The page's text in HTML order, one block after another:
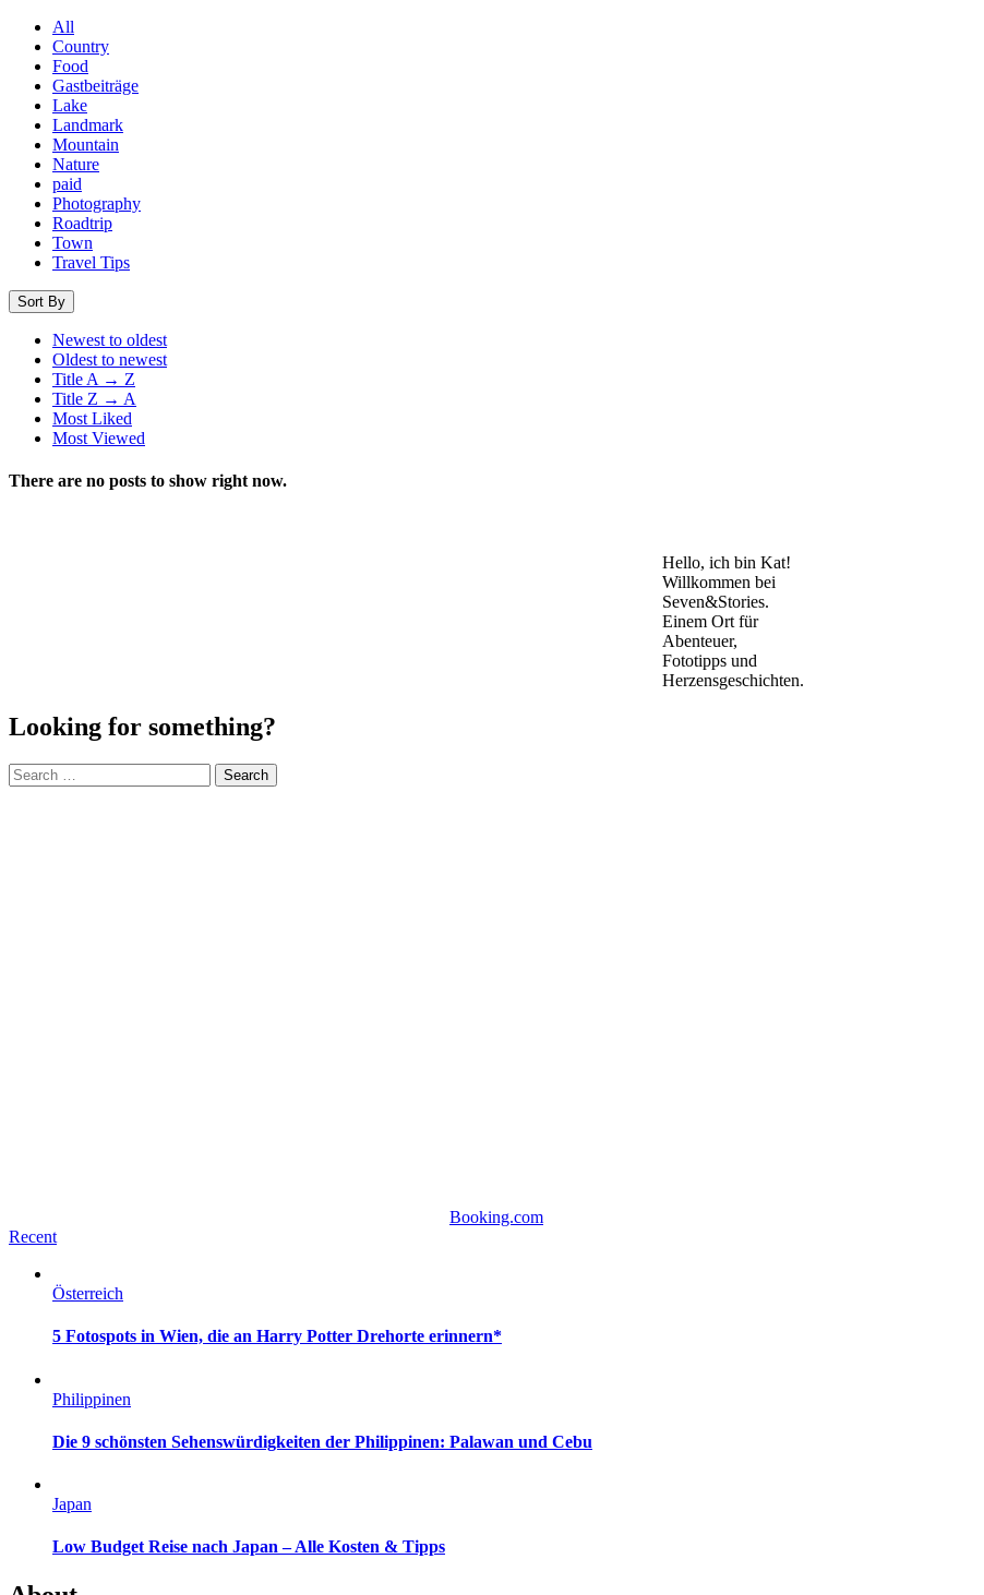
All
Country
Food
Gastbeiträge
Lake
Landmark
Mountain
Nature
paid
Photography
Roadtrip
Town
Travel Tips
Sort By
Newest to oldest
Oldest to newest
Title A → Z
Title Z → A
Most Liked
Most Viewed
There are no posts to show right now.
Hello, ich bin Kat!
Willkommen bei
Seven&Stories.
Einem Ort für
Abenteuer,
Fototipps und
Herzensgeschichten.
Looking for something?
Search
Booking.com
Recent
Österreich
5 Fotospots in Wien, die an Harry Potter Drehorte erinnern*
Philippinen
Die 9 schönsten Sehenswürdigkeiten der Philippinen: Palawan und Cebu
Japan
Low Budget Reise nach Japan – Alle Kosten & Tipps